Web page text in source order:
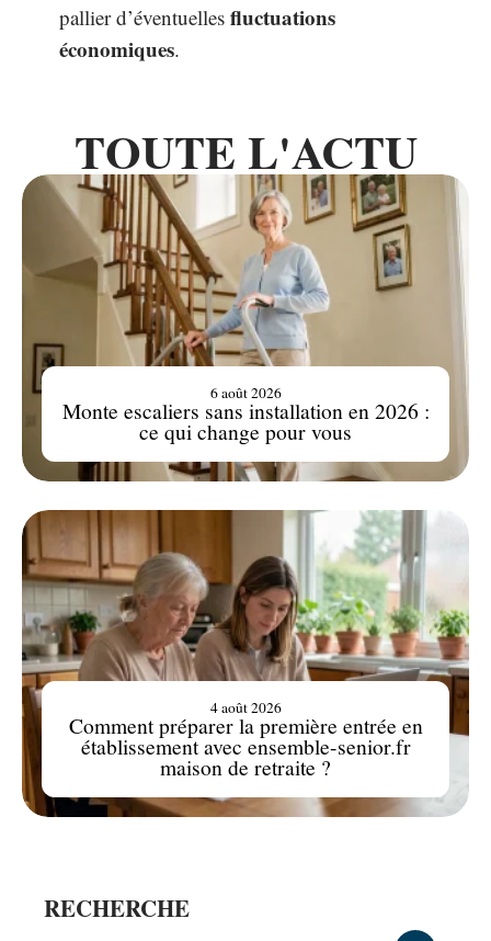
pallier d’éventuelles fluctuations
économiques.
TOUTE L'ACTU
Monte escaliers sans installation en 2026 :
ce qui change pour vous
6 août 2026
Comment préparer la première entrée en
établissement avec ensemble-senior.fr
maison de retraite ?
4 août 2026
RECHERCHE